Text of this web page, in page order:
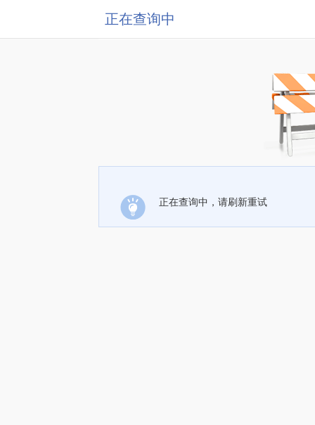
正在查询中
正在查询中，请刷新重试